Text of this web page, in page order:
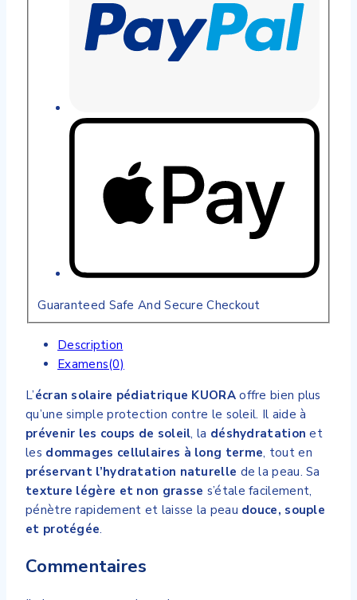
Guaranteed Safe And Secure Checkout
Description
Examens(0)
L’écran solaire pédiatrique KUORAoffre bien plus
qu’une simple protection contre le soleil. Il aide à
prévenir les coups de soleil, la déshydratation et
les dommages cellulaires à long terme, tout en
préservant l’hydratation naturelle de la peau. Sa
texture légère et non grasse s’étale facilement,
pénètre rapidement et laisse la peau douce, souple
et protégée.
Commentaires